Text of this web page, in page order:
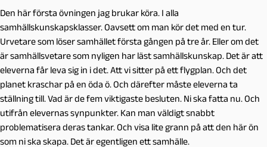
Den här första övningen jag brukar köra. I alla
samhällskunskapsklasser. Oavsett om man kör det med en tur.
Urvetare som löser samhället första gången på tre år. Eller om det
är samhällsvetare som nyligen har läst samhällskunskap. Det är att
eleverna får leva sig in i det. Att vi sitter på ett flygplan. Och det
planet kraschar på en öda ö. Och därefter måste eleverna ta
ställning till. Vad är de fem viktigaste besluten. Ni ska fatta nu. Och
utifrån elevernas synpunkter. Kan man väldigt snabbt
problematisera deras tankar. Och visa lite grann på att den här ön
som ni ska skapa. Det är egentligen ett samhälle.